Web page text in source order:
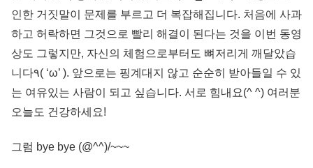
인한 거짓말이 문제를 부르고 더 복잡해집니다. 처음에 사과
하고 허락하면 그것으로 빨리 해결이 된다는 것을 이번 동영
상도 그렇지만, 자신의 체험으로부터도 뼈저리게 깨달았습
니다٩( ‘ω’ ). 앞으로는 핑계대지 않고 순순히 받아들일 수 있
는 여유있는 사람이 되고 싶습니다. 서로 힘내요(^ ^) 여러분
오늘도 건강하세요!
그럼 bye bye (@^^)/~~~